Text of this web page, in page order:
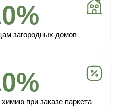
загородных домов
при заказе паркета